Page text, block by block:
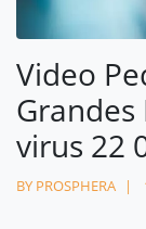
Video
Grandes
virus 22
BY PROSPHERA